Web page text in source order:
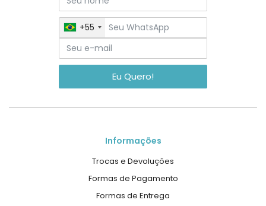
+55
Eu Quero!
Informações
Trocas e Devoluções
Formas de Pagamento
Formas de Entrega